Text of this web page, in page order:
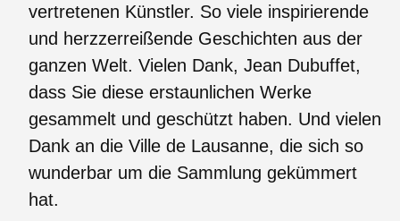
vertretenen Künstler. So viele inspirierende
und herzzerreißende Geschichten aus der
ganzen Welt. Vielen Dank, Jean Dubuffet,
dass Sie diese erstaunlichen Werke
gesammelt und geschützt haben. Und vielen
Dank an die Ville de Lausanne, die sich so
wunderbar um die Sammlung gekümmert
hat.